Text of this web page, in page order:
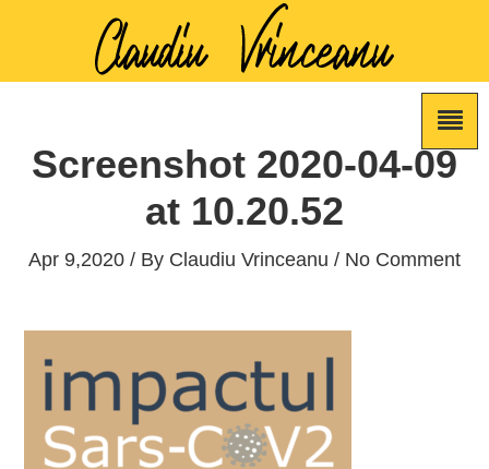
Screenshot 2020-04-09
at 10.20.52
Apr 9,2020 / By Claudiu Vrinceanu / No Comment